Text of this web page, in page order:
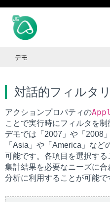
デモ
対話的フィルタ
アクションプロパティの
ことで実行時にフィルタを
デモでは「2007」や「2008
「Asia」や「America」な
可能です。各項目を選択す
集計結果を必要なニーズに
分析に利用することが可能で